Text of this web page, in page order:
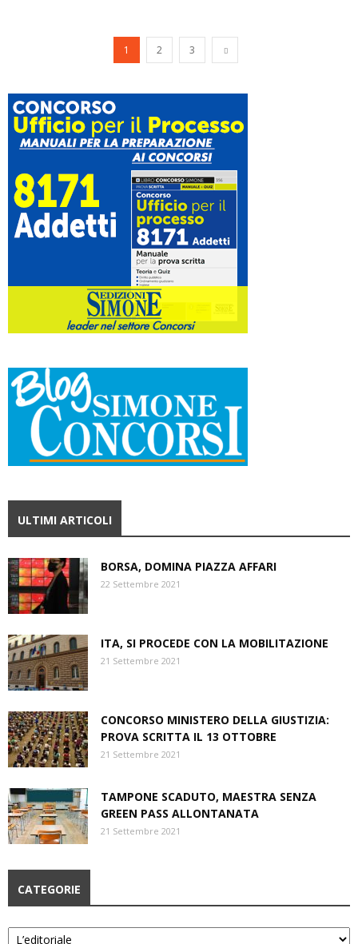
1 2 3
ULTIMI ARTICOLI
BORSA, DOMINA PIAZZA AFFARI
22 Settembre 2021
ITA, SI PROCEDE CON LA MOBILITAZIONE
21 Settembre 2021
CONCORSO MINISTERO DELLA GIUSTIZIA:
PROVA SCRITTA IL 13 OTTOBRE
21 Settembre 2021
TAMPONE SCADUTO, MAESTRA SENZA
GREEN PASS ALLONTANATA
21 Settembre 2021
CATEGORIE
Categorie